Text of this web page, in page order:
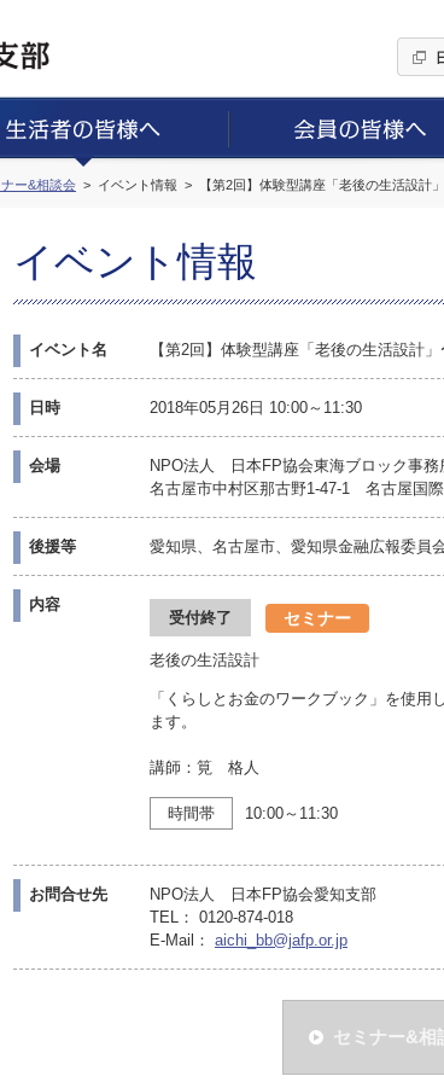
ー&相談会 イベント情報 【第2回】体験型講座「老後の生活設計
イベント情報
イベント名 【第2回】体験型講座「老後の生活設計
日時 2018年05月26日 10:00～11:30
会場
NPO法人 日本FP協会東海ブロック事務
名古屋市中村区那古野1-47-1 名古屋国
後援等 愛知県、名古屋市、愛知県金融広報委員
内容
受付終了 セミナー
老後の生活設計
「くらしとお金のワークブック」を使
ます。
講師：筧 格人
時間帯 10:00～11:30
お問合せ先
NPO法人 日本FP協会愛知支部
TEL： 0120-874-018
E-Mail： aichi_bb@jafp.or.jp
セミナー&相